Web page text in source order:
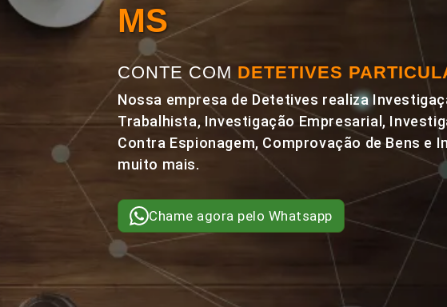
MS
CONTE COM DETETIVES
Nossa empresa de Detetives realiza
Trabalhista, Investigação Empresarial,
Contra Espionagem, Comprovação de Bens e
muito mais.
Chame agora pelo Whatsapp